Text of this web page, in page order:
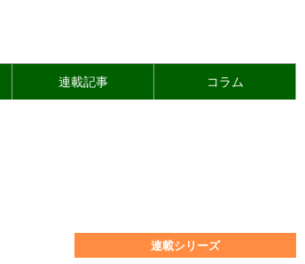
連載記事 コラム
連載シリーズ